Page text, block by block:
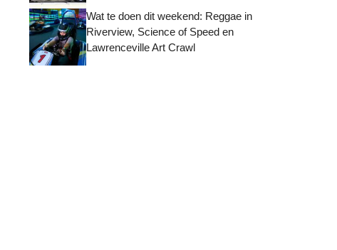
Wat te doen dit weekend: Reggae in
Riverview, Science of Speed ​​en
Lawrenceville Art Crawl